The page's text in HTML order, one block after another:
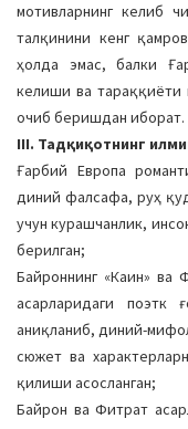
мотивларнинг келиб
талқинини кенг
ҳолда эмас, балки
келиши ва тараққиёти
очиб беришдан иборат.
III. Тадқиқотнинг
Ғарбий Европа
диний фалсафа, руҳ
учун курашчанлик,
берилган;
Байроннинг «Каин» ва
асарларидаги поэтк
аниқланиб, диний-
сюжет ва
қилиши асосланган;
Байрон ва Фитрат